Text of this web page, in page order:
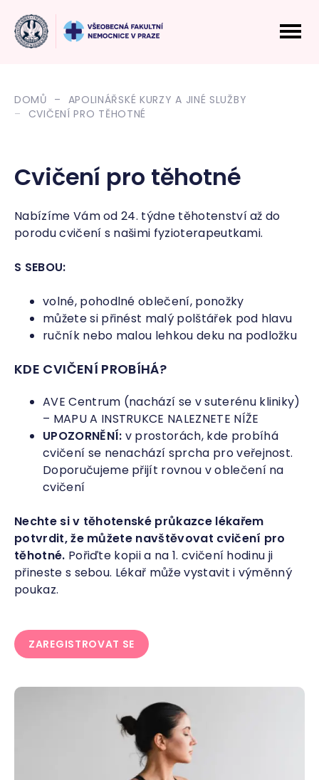
DOMŮ
APOLINÁŘSKÉ KURZY A JINÉ SLUŽBY
CVIČENÍ PRO TĚHOTNÉ
Cvičení pro těhotné
Nabízíme Vám od 24. týdne těhotenství až do
porodu cvičení s našimi fyzioterapeutkami.
S SEBOU:
volné, pohodlné oblečení, ponožky
můžete si přinést malý polštářek pod hlavu
ručník nebo malou lehkou deku na podložku
KDE CVIČENÍ PROBÍHÁ?
AVE Centrum (nachází se v suterénu kliniky)
– MAPU A INSTRUKCE NALEZNETE NÍŽE
UPOZORNĚNÍ: v prostorách, kde probíhá
cvičení se nenachází sprcha pro veřejnost.
Doporučujeme přijít rovnou v oblečení na
cvičení
Nechte si v těhotenské průkazce lékařem
potvrdit, že můžete navštěvovat cvičení pro
těhotné. Pořiďte kopii a na 1. cvičení hodinu ji
přineste s sebou. Lékař může vystavit i výměnný
poukaz.
ZAREGISTROVAT SE